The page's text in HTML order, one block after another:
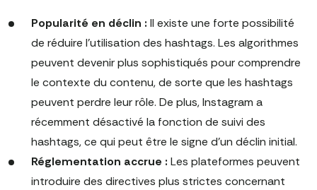
Popularité en déclin : Il existe une forte possibilité
de réduire l'utilisation des hashtags. Les algorithmes
peuvent devenir plus sophistiqués pour comprendre
le contexte du contenu, de sorte que les hashtags
peuvent perdre leur rôle. De plus, Instagram a
récemment désactivé la fonction de suivi des
hashtags, ce qui peut être le signe d'un déclin initial.
Réglementation accrue : Les plateformes peuvent
introduire des directives plus strictes concernant